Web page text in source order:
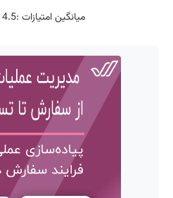
میانگین امتیازات :4.5